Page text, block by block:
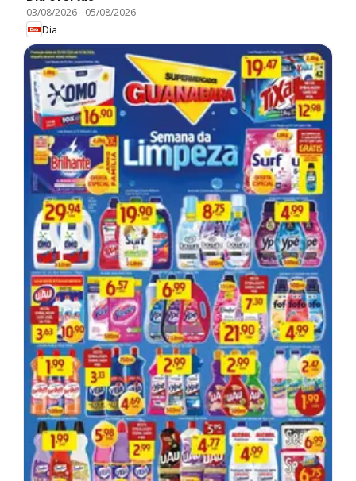
03/08/2026- 05/08/2026
Dia